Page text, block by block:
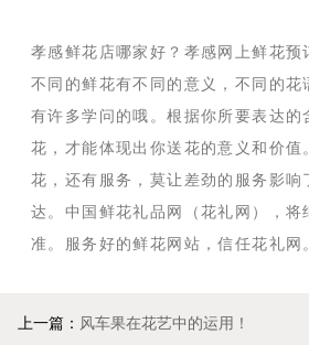
孝感鲜花店哪家好？孝感网上鲜花预
不同的鲜花有不同的意义，不同的花
有许多学问的哦。根据你所要表达的
花，才能体现出你送花的意义和价值
花，还有服务，莫让差劲的服务影响
达。中国鲜花礼品网（花礼网），将
准。服务好的鲜花网站，信任花礼网
上一篇： 风车果在花艺中的运用！